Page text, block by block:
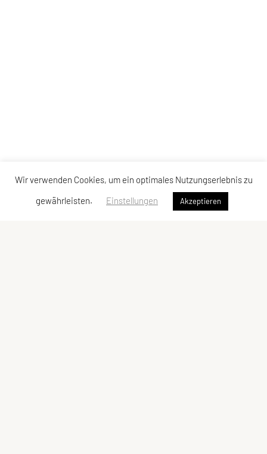
Wir verwenden Cookies, um ein optimales Nutzungserlebnis zu
gewährleisten.
Einstellungen Akzeptieren